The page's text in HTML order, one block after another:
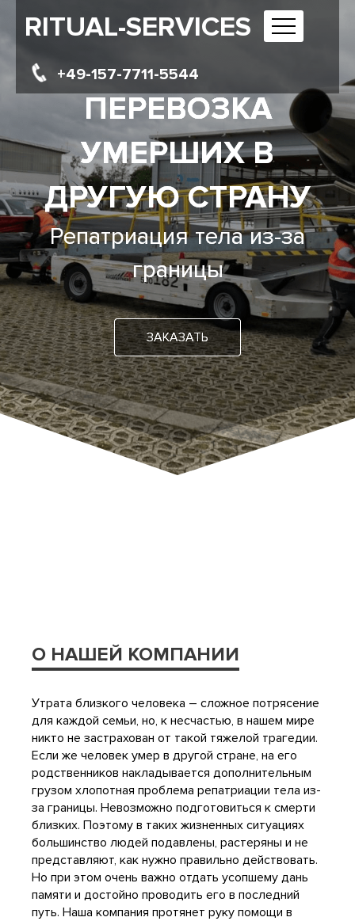
RITUAL-SERVICES
+49-157-7711-5544
ПЕРЕВОЗКА
УМЕРШИХ В
ДРУГУЮ СТРАНУ
Репатриация тела из-за
границы
ЗАКАЗАТЬ
О НАШЕЙ КОМПАНИИ
Утрата близкого человека – сложное потрясение
для каждой семьи, но, к несчастью, в нашем мире
никто не застрахован от такой тяжелой трагедии.
Если же человек умер в другой стране, на его
родственников накладывается дополнительным
грузом хлопотная проблема репатриации тела из-
за границы. Невозможно подготовиться к смерти
близких. Поэтому в таких жизненных ситуациях
большинство людей подавлены, растеряны и не
представляют, как нужно правильно действовать.
Но при этом очень важно отдать усопшему дань
памяти и достойно проводить его в последний
путь. Наша компания протянет руку помощи в